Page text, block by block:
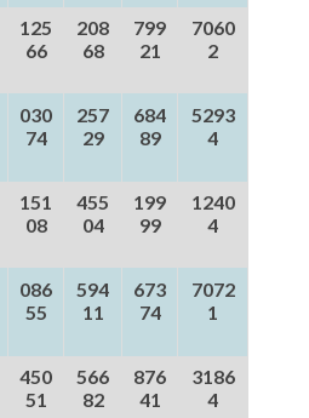
125
66
208
68
799
21
7060
2
030
74
257
29
684
89
5293
4
151
08
455
04
199
99
1240
4
086
55
594
11
673
74
7072
1
450
51
566
82
876
41
3186
4